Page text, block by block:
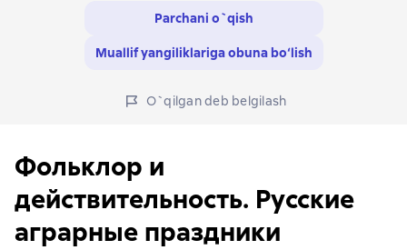
Parchani o`qish
Muallif yangiliklariga obuna bo‘lish
O`qilgan deb belgilash
Фольклор и
действительность. Русские
аграрные праздники